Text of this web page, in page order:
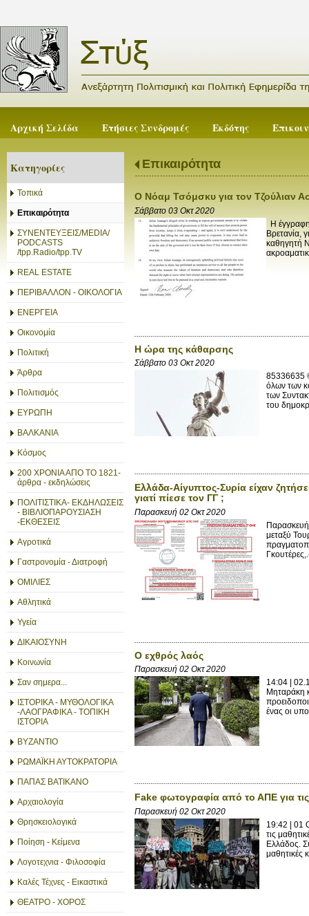
Αρχική Σελίδα Ετήσιες Συνδρομές Εκδότης
Κατηγορίες
Τοπικά
Επικαιρότητα
ΣΥΝΕΝΤΕΥΞΕΙΣ/MEDIA/
PODCASTS
/tpp.Radio/tpp.TV
REAL ESTATE
ΠΕΡΙΒΑΛΛΟΝ - ΟΙΚΟΛΟΓΙΑ
ΕΝΕΡΓΕΙΑ
Οικονομία
Πολιτική
Άρθρα
Πολιτισμός
ΕΥΡΩΠΗ
ΒΑΛΚΑΝΙΑ
Κόσμος
200 ΧΡΟΝΙΑ ΑΠΟ ΤΟ 1821-
άρθρα - εκδηλώσεις
ΠΟΛΙΤΙΣΤΙΚΑ- ΕΚΔΗΛΩΣΕΙΣ
- ΒΙΒΛΙΟΠΑΡΟΥΣΙΑΣΗ
-ΕΚΘΕΣΕΙΣ
Αγροτικά
Γαστρονομία - Διατροφή
ΟΜΙΛΙΕΣ
Αθλητικά
Υγεία
ΔΙΚΑΙΟΣΥΝΗ
Κοινωνία
Σαν σημερα...
ΙΣΤΟΡΙΚΑ - ΜΥΘΟΛΟΓΙΚΑ
-ΛΑΟΓΡΑΦΙΚΑ - ΤΟΠΙΚΗ
ΙΣΤΟΡΙΑ
ΒΥΖΑΝΤΙΟ
ΡΩΜΑΪΚΗ ΑΥΤΟΚΡΑΤΟΡΙΑ
ΠΑΠΑΣ ΒΑΤΙΚΑΝΟ
Αρχαιολογία
Θρησκειολογικά
Ποίηση - Κείμενα
Λογοτεχνια - Φιλοσοφία
Καλές Τέχνες - Εικαστικά
ΘΕΑΤΡΟ - ΧΟΡΟΣ
Επικαιρότητα
Ο Νόαμ Τσόμσκυ για τον Τζούλιαν
Σάββατο 03 Οκτ 2020
Η
Βρετανία,
καθηγητή
Η ώρα της κάθαρσης
Σάββατο 03 Οκτ 2020
85336635
όλων των
των
του
Ελλάδα-Αίγυπτος-Συρία είχαν
γιατί πίεσε τον ΓΓ ;
Παρασκευή 02 Οκτ 2020
μεταξύ
Ο εχθρός λαός
Παρασκευή 02 Οκτ 2020
14:04 |
Μηταράκη
ένας οι
Fake φωτογραφία από το ΑΠΕ για
Παρασκευή 02 Οκτ 2020
19:42 | 01
τις
Ελλάδος.
μαθητικές